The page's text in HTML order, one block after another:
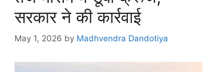
सरकार ने की कार्रवाई
May 1, 2026 by Madhvendra Dandotiya